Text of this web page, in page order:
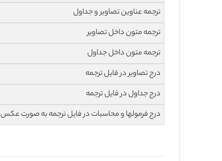
ترجمه عناوین تصاویر و جداول
ترجمه متون داخل تصاویر
ترجمه متون داخل جداول
درج تصاویر در فایل ترجمه
درج جداول در فایل ترجمه
درج فرمولها و محاسبات در فایل ترجمه به صورت عکس